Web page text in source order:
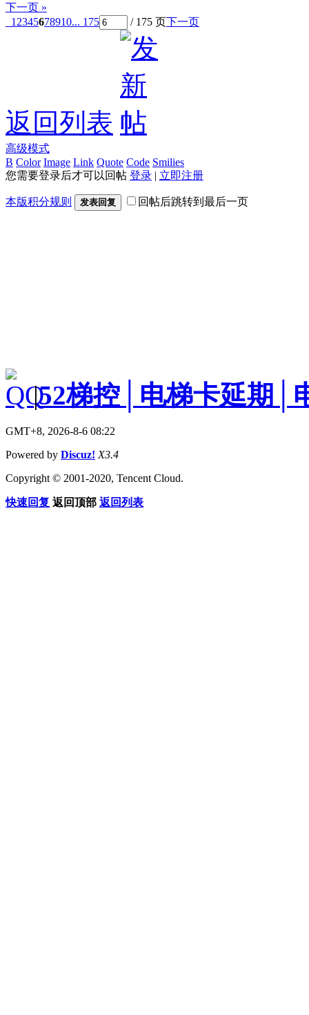
下一页 »
1 2345678910... 175 / 175 页下一页
返回列表
高级模式
B Color Image Link Quote Code Smilies
您需要登录后才可以回帖 登录 | 立即注册
本版积分规则 发表回复 回帖后跳转到最后一页
|52梯控│电梯卡延期│
GMT+8, 2026-8-6 08:22
Powered by Discuz! X3.4
Copyright © 2001-2020, Tencent Cloud.
快速回复 返回顶部 返回列表